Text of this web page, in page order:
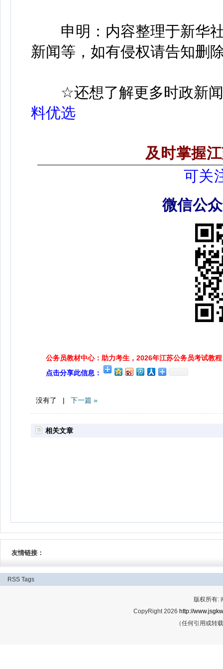
申明：内容整理于新华社
新闻等，如有侵权请告知删
☆还想了解更多时政新
料优选
及时掌握
可关
微信公
公务员教材中心：助力考生，2026年江苏公务员考试教程
点击分享此信息：
没有了 | 下一篇 »
相关文章
友情链接：
RSS Tags
版权所有:
CopyRight 2026 http://
（任何引用或转